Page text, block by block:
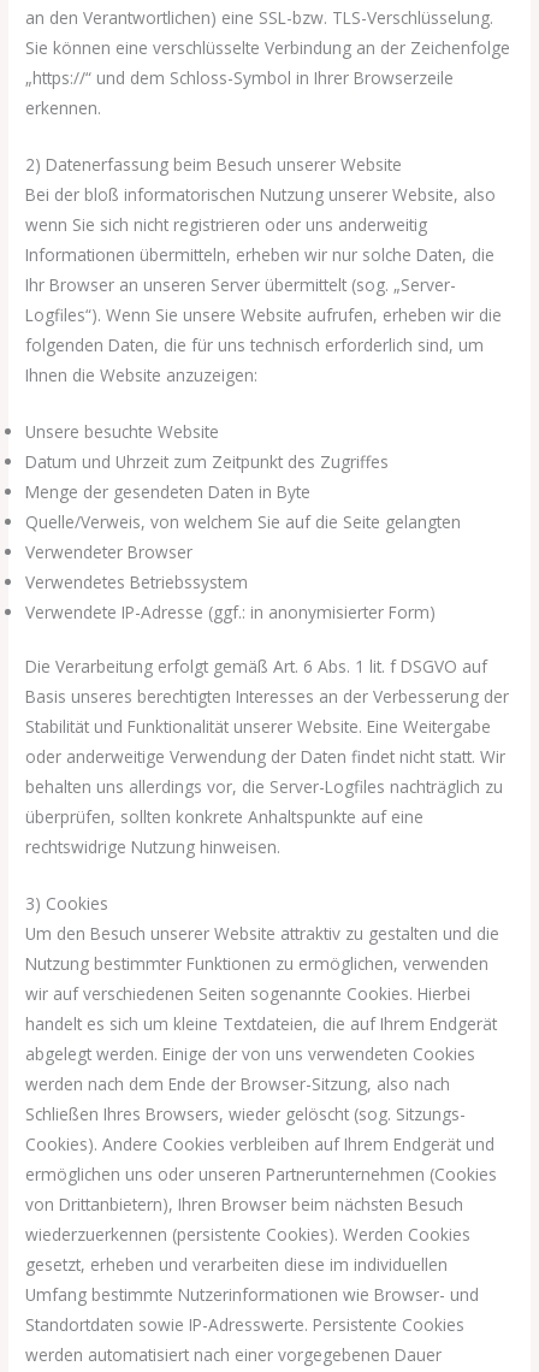
an den Verantwortlichen) eine SSL-bzw. TLS-Verschlüsselung.
Sie können eine verschlüsselte Verbindung an der Zeichenfolge
„https://“ und dem Schloss-Symbol in Ihrer Browserzeile
erkennen.
2) Datenerfassung beim Besuch unserer Website
Bei der bloß informatorischen Nutzung unserer Website, also
wenn Sie sich nicht registrieren oder uns anderweitig
Informationen übermitteln, erheben wir nur solche Daten, die
Ihr Browser an unseren Server übermittelt (sog. „Server-
Logfiles“). Wenn Sie unsere Website aufrufen, erheben wir die
folgenden Daten, die für uns technisch erforderlich sind, um
Ihnen die Website anzuzeigen:
Unsere besuchte Website
Datum und Uhrzeit zum Zeitpunkt des Zugriffes
Menge der gesendeten Daten in Byte
Quelle/Verweis, von welchem Sie auf die Seite gelangten
Verwendeter Browser
Verwendetes Betriebssystem
Verwendete IP-Adresse (ggf.: in anonymisierter Form)
Die Verarbeitung erfolgt gemäß Art. 6 Abs. 1 lit. f DSGVO auf
Basis unseres berechtigten Interesses an der Verbesserung der
Stabilität und Funktionalität unserer Website. Eine Weitergabe
oder anderweitige Verwendung der Daten findet nicht statt. Wir
behalten uns allerdings vor, die Server-Logfiles nachträglich zu
überprüfen, sollten konkrete Anhaltspunkte auf eine
rechtswidrige Nutzung hinweisen.
3) Cookies
Um den Besuch unserer Website attraktiv zu gestalten und die
Nutzung bestimmter Funktionen zu ermöglichen, verwenden
wir auf verschiedenen Seiten sogenannte Cookies. Hierbei
handelt es sich um kleine Textdateien, die auf Ihrem Endgerät
abgelegt werden. Einige der von uns verwendeten Cookies
werden nach dem Ende der Browser-Sitzung, also nach
Schließen Ihres Browsers, wieder gelöscht (sog. Sitzungs-
Cookies). Andere Cookies verbleiben auf Ihrem Endgerät und
ermöglichen uns oder unseren Partnerunternehmen (Cookies
von Drittanbietern), Ihren Browser beim nächsten Besuch
wiederzuerkennen (persistente Cookies). Werden Cookies
gesetzt, erheben und verarbeiten diese im individuellen
Umfang bestimmte Nutzerinformationen wie Browser- und
Standortdaten sowie IP-Adresswerte. Persistente Cookies
werden automatisiert nach einer vorgegebenen Dauer